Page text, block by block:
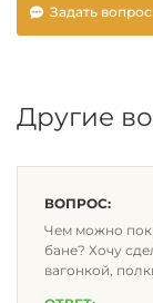
Задать вопрос
Другие
ВОПРОС:
Чем можно
бане? Хочу
вагонкой,